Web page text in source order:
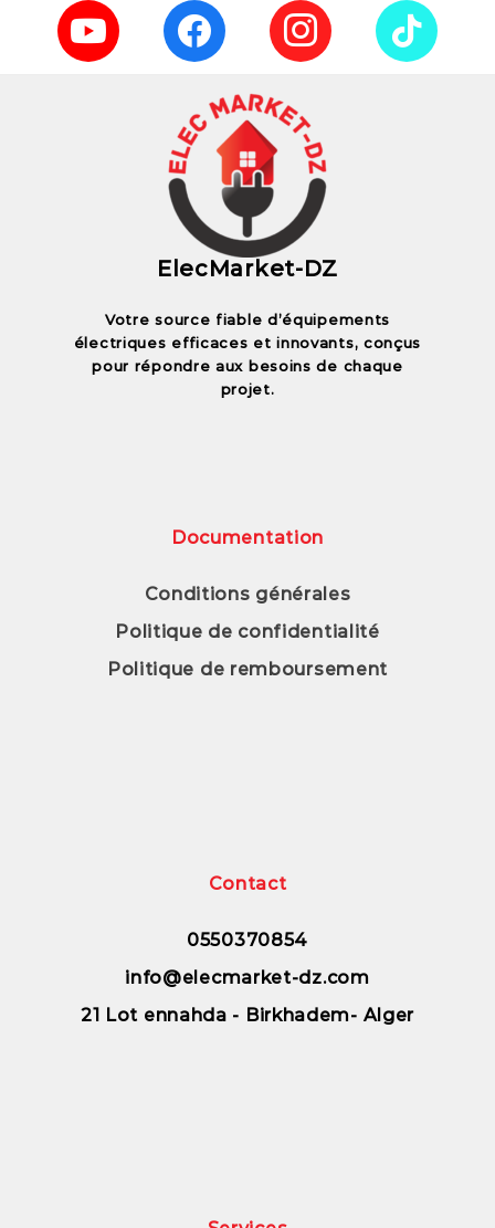
ElecMarket-DZ
Votre source fiable d’équipements
électriques efficaces et innovants, conçus
pour répondre aux besoins de chaque
projet.
Documentation
Conditions générales
Politique de confidentialité
Politique de remboursement
Contact
0550370854
info@elecmarket-dz.com
21 Lot ennahda - Birkhadem- Alger